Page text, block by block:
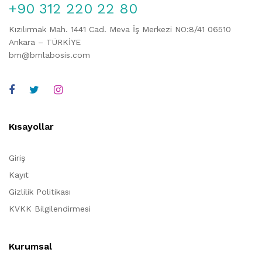
+90 312 220 22 80
Kızılırmak Mah. 1441 Cad. Meva İş Merkezi NO:8/41 06510
Ankara – TÜRKİYE
bm@bmlabosis.com
Kısayollar
Giriş
Kayıt
Gizlilik Politikası
KVKK Bilgilendirmesi
Kurumsal